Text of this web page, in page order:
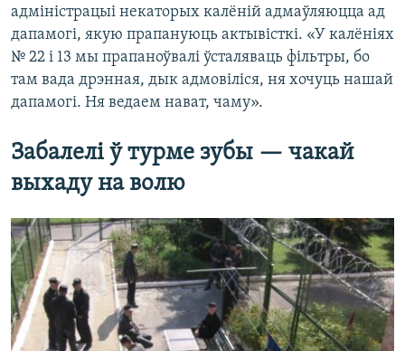
адміністрацыі некаторых калёній адмаўляюцца ад
дапамогі, якую прапануюць актывісткі. «У калёніях
№ 22 і 13 мы прапаноўвалі ўсталяваць фільтры, бо
там вада дрэнная, дык адмовіліся, ня хочуць нашай
дапамогі. Ня ведаем нават, чаму».
Забалелі ў турме зубы — чакай
выхаду на волю